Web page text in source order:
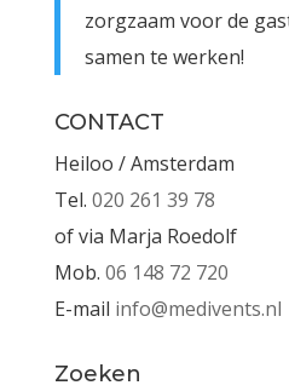
zorgzaam voor de
samen te werken!
CONTACT
Heiloo / Amsterdam
Tel. 020 261 39 78
of via Marja Roedolf
Mob. 06 148 72 720
E-mail info@medivents.nl
Zoeken